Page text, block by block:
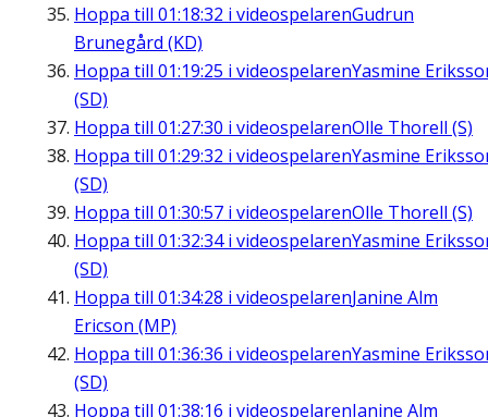
Hoppa till 01:18:32 i videospelarenGudrun
Brunegård (KD)
Hoppa till 01:19:25 i videospelarenYasmine
(SD)
Hoppa till 01:27:30 i videospelarenOlle Thorell (S)
Hoppa till 01:29:32 i videospelarenYasmine
(SD)
Hoppa till 01:30:57 i videospelarenOlle Thorell (S)
Hoppa till 01:32:34i videospelarenYasmine
(SD)
Hoppa till 01:34:28 i videospelarenJanine Alm
Ericson (MP)
Hoppa till 01:36:36 i videospelarenYasmine
(SD)
Hoppa till 01:38:16 i videospelarenJanine Alm